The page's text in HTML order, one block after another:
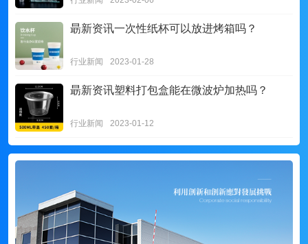
朂新资讯一次性纸杯可以放进烤箱吗？
行业新闻 2023-01-28
朂新资讯塑料打包盒能在微波炉加热吗？
行业新闻 2023-01-12